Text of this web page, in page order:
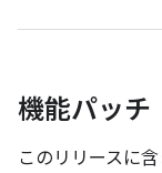
機能パッチ
このリリースに